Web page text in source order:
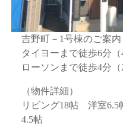
吉野町－1号棟のご案内
タイヨーまで徒歩6分（
ローソンまで徒歩4分（
（物件詳細）
リビング18帖 洋室
4.5帖